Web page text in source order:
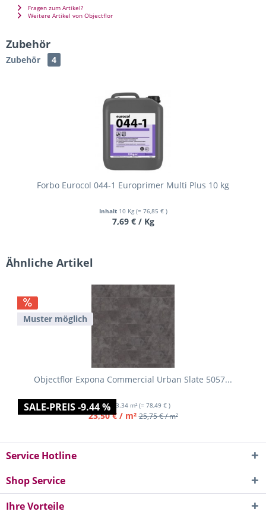
Fragen zum Artikel?
Weitere Artikel von Objectflor
Zubehör
Zubehör 4
Forbo Eurocol 044-1 Europrimer Multi Plus 10 kg
Inhalt 10 Kg (= 76,85 € )
7,69 € / Kg
Ähnliche Artikel
Muster möglich
SALE-PREIS -9.44 %
Objectflor Expona Commercial Urban Slate 5057...
Inhalt 3.34 m² (= 78,49 € )
23,50 € / m² 25,75 € / m²
Service Hotline
Shop Service
Ihre Vorteile